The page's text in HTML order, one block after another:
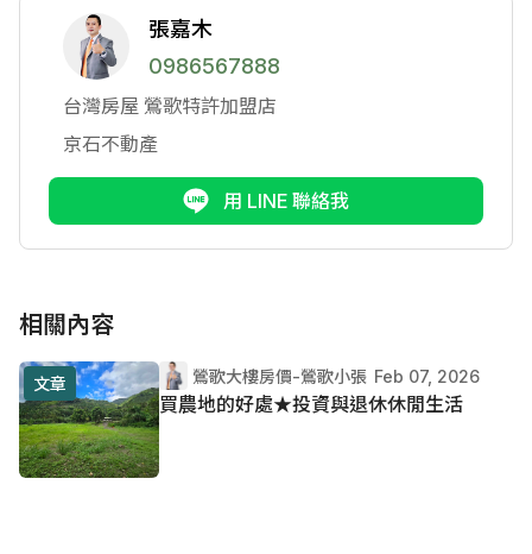
張嘉木
0986567888
台灣房屋 鶯歌特許加盟店
京石不動產
用 LINE 聯絡我
相關內容
文章 鶯歌大樓房價-鶯歌小張 Feb 07, 2026
買農地的好處★投資與退休休閒生活